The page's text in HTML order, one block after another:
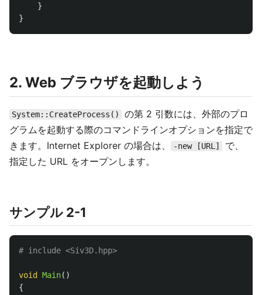
}
}
2. Web ブラウザを起動しよう
System::CreateProcess()
の第 2 引数には、外部のプロ
グラムを起動する際のコマンドラインオプションを指定で
きます。Internet Explorer の場合は、
-new [URL]
で、
指定した URL をオープンします。
サンプル 2-1
void Main()
{